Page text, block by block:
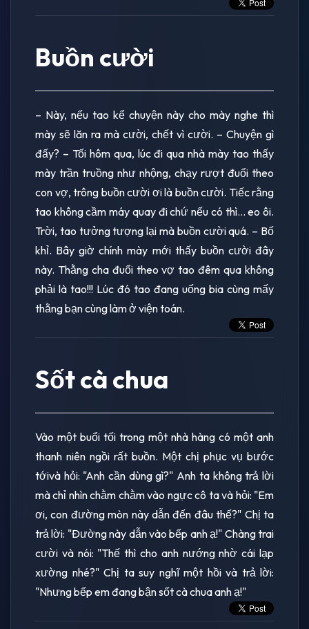
Buồn cười
– Này, nếu tao kể chuyện này cho mày nghe thì
mày sẽ lăn ra mà cười, chết vì cười. – Chuyện gì
đấy? – Tối hôm qua, lúc đi qua nhà mày tao thấy
mày trần truồng như nhộng, chạy rượt đuổi theo
con vợ, trông buồn cười ơi là buồn cười. Tiếc rằng
tao không cầm máy quay đi chứ nếu có thì… eo ôi.
Trời, tao tưởng tượng lại mà buồn cười quá. – Bố
khỉ. Bây giờ chính mày mới thấy buồn cười đây
này. Thằng cha đuổi theo vợ tao đêm qua không
phải là tao!!! Lúc đó tao đang uống bia cùng mấy
thằng bạn cùng làm ở viện toán.
Sốt cà chua
Vào một buổi tối trong một nhà hàng có một anh
thanh niên ngồi rất buồn. Một chị phục vụ bước
tớivà hỏi: "Anh cần dùng gì?" Anh ta không trả lời
mà chỉ nhìn chằm chằm vào ngực cô ta và hỏi: "Em
ơi, con đường mòn này dẫn đến đâu thế?" Chị ta
trả lời: "Đường này dẫn vào bếp anh ạ!" Chàng trai
cười và nói: "Thế thì cho anh nướng nhờ cái lạp
xường nhé?" Chị ta suy nghĩ một hồi và trả lời:
"Nhưng bếp em đang bận sốt cà chua anh ạ!"